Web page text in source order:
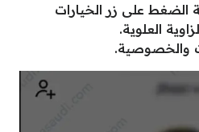
الضغط على زر الخيارات
العلوية.
والخصوصية.